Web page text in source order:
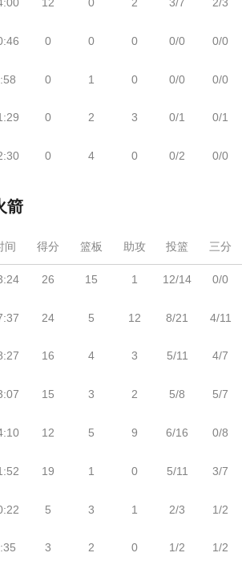
0
0
0
0
0
1
2
4
0
0
3
0
0/0
0/0
0/1
0/2
0/0
0/0
0/1
0/0
箭
间 得分
26
24
16
15
12
19
5
3
篮板
15
5
4
3
5
1
3
2
助攻
1
12
3
2
9
0
1
0
投篮
12/14
8/21
5/11
5/8
6/16
5/11
2/3
1/2
三分
0/0
4/11
4/7
5/7
0/8
3/7
1/2
1/2